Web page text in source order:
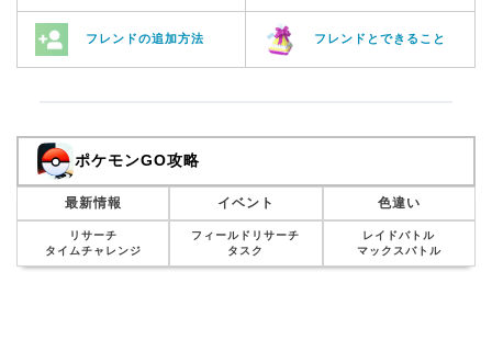
フレンドの追加方法 フレンドとできること
ポケモンGO攻略
最新情報 イベント 色違い
リサーチ
タイムチャレンジ
フィールドリサーチ
タスク
レイドバトル
マックスバトル